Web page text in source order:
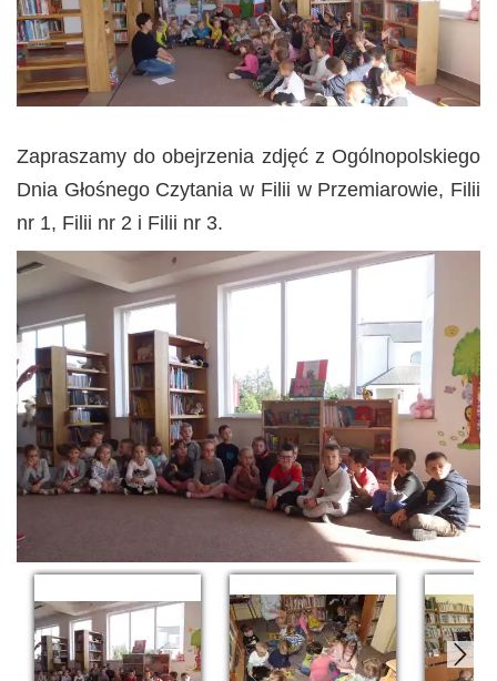
Zapraszamy do obejrzenia zdjęć z Ogólnopolskiego
Dnia Głośnego Czytania w Filii w Przemiarowie, Filii
nr 1, Filii nr 2 i Filii nr 3.